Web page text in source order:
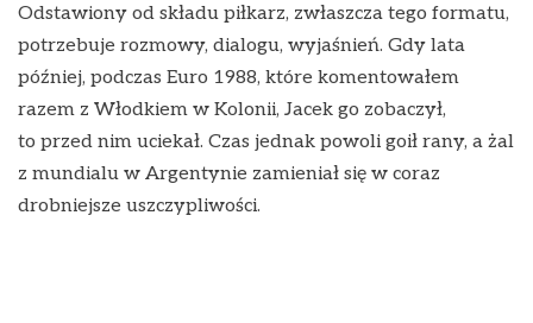
Odstawiony od składu piłkarz, zwłaszcza tego formatu,
potrzebuje rozmowy, dialogu, wyjaśnień. Gdy lata
później, podczas Euro 1988, które komentowałem
razem z Włodkiem w Kolonii, Jacek go zobaczył,
to przed nim uciekał. Czas jednak powoli goił rany, a żal
z mundialu w Argentynie zamieniał się w coraz
drobniejsze uszczypliwości.